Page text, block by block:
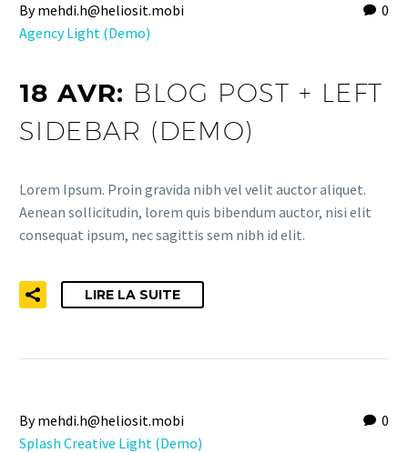
0
By mehdi.h@heliosit.mobi
Agency Light (Demo)
18 AVR: BLOG POST + LEFT
SIDEBAR (DEMO)
Lorem Ipsum. Proin gravida nibh vel velit auctor aliquet.
Aenean sollicitudin, lorem quis bibendum auctor, nisi elit
consequat ipsum, nec sagittis sem nibh id elit.
LIRE LA SUITE
0
By mehdi.h@heliosit.mobi
Splash Creative Light (Demo)